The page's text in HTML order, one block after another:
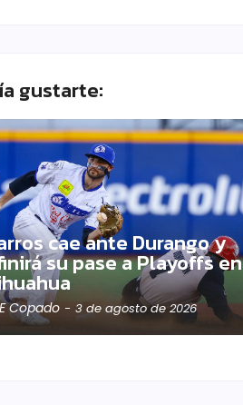
gustarte:
cae ante Durango y
su pase a Playoffs en
Copado - 3 de agosto de 2026